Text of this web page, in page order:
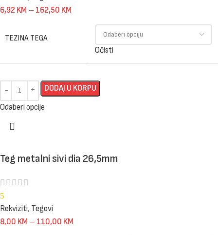
6,92 KM – 162,50 KM
TEZINA TEGA
Očisti
DODAJ U KORPU
Odaberi opcije
Teg metalni sivi dia 26,5mm
5
Rekviziti, Tegovi
8,00 KM – 110,00 KM